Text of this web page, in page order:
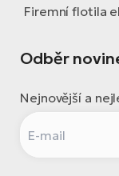
Firemní flotila
Odběr
Nejnovější a